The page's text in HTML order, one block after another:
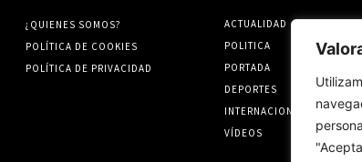
¿QUIENES SOMOS?
POLÍTICA DE COOKIES
POLÍTICA DE PRIVACIDAD
ACTUALIDAD
POLITICA
PORTADA
DEPORTES
INTERNACIONALES
VÍDEOS